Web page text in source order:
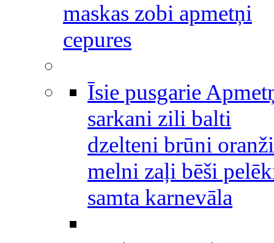
maskas zobi apmetņi
cepures
Īsie pusgarie
sarkani zili balti
dzelteni brūni oranži
melni zaļi bēši
samta karnevāla